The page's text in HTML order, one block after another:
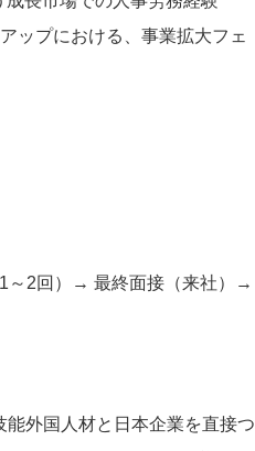
ップにおける、事業拡大フェ
～2回）→ 最終面接（来社）→
能外国人材と日本企業を直接つ